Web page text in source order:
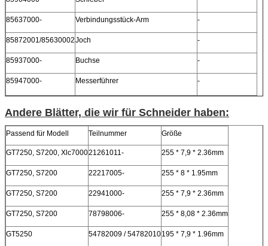
85637000- Verbindungsstück-Arm -
85872001/85630002Joch -
85937000- Buchse -
85947000- Messerführer -
Andere Blätter, die wir für Schneider haben:
Passend für Modell Teilnummer Größe
GT7250, S7200, Xlc700021261011- 255 * 7,9 * 2.36mm
GT7250, S7200 22217005- 255 * 8 * 1.95mm
GT7250, S7200 22941000- 255 * 7,9 * 2.36mm
GT7250, S7200 78798006- 255 * 8,08 * 2.36mm
GT5250 54782009 / 54782010195 * 7,9 * 1.96mm